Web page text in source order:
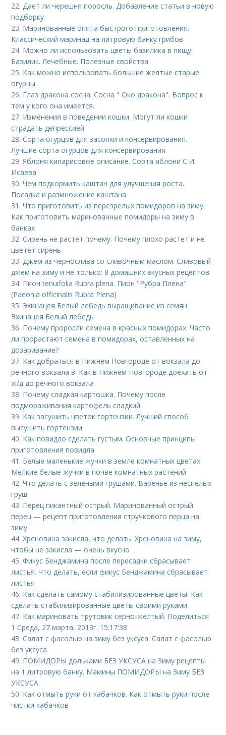
22.Дает ли черешня поросль. Добавление статьи в новую
подборку
23. Маринованные опята быстрого приготовления.
Классический маринад на литровую банку грибов
24. Можно ли использовать цветы базилика в пищу.
Базилик. Лечебные. Полезные свойства
25. Как можно использовать большие желтые старые
огурцы.
26. Глаз дракона сосна. Сосна " Око дракона". Вопрос к
тем у кого она имеется.
27. Изменения в поведении кошки. Могут ли кошки
страдать депрессией
28.Сорта огурцов для засолки и консервирования.
Лучшие сорта огурцов для консервирования
29.Яблоня кипарисовое описание. Сорта яблони С.И.
Исаева
30.Чем подкормить каштан для улучшения роста.
Посадка и размножение каштана
31.Что приготовить из перезрелых помидоров на зиму.
Как приготовить маринованные помидоры на зиму в
банках
32.Сирень не растет почему. Почему плохо растет и не
цветет сирень
33.Джем из чернослива со сливочным маслом. Сливовый
джем на зиму и не только: 8 домашних вкусных рецептов
34. Пион tenuifolia Rubra plena. Пион "Рубра Плена"
(Paeonia officinalis Rubra Plena)
35. Эхинацея Белый лебедь выращивание из семян.
Эхинацея Белый лебедь
36. Почему проросли семена в красных помидорах. Часто
ли прорастают семена в помидорах, оставленных на
дозаривание?
37. Как добраться в Нижнем Новгороде от вокзала до
речного вокзала в. Как в Нижнем Новгороде доехать от
ж/д до речного вокзала
38. Почему сладкая картошка. Почему после
подмораживания картофель сладкий
39. Как засушить цветок гортензии. Лучший способ
высушить гортензии
40. Как повидло сделать густым. Основные принципы
приготовления повидла
41. Белые маленькие жучки в земле комнатных цветах.
Мелкие белые жучки в почве комнатных растений
42.Что делать с зелеными грушами. Варенье из неспелых
груш
43. Перец пикантный острый. Маринованный острый
перец — рецепт приготовления стручкового перца на
зиму
44.Хреновина закисла, что делать. Хреновина на зиму,
чтобы не закисла — очень вкусно
45.Фикус Бенджамина после пересадки сбрасывает
листья. Что делать, если фикус Бенджамина сбрасывает
листья
46. Как сделать самому стабилизированные цветы. Как
сделать стабилизированные цветы своими руками
47. Как мариновать трутовик серно-желтый. Поделиться
1 Среда, 27 марта, 2013г. 15:17:38
48.Салат с фасолью на зиму без уксуса. Салат с фасолью
без уксуса
49. ПОМИДОРЫ дольками БЕЗ УКСУСА на Зиму рецепты
на 1 литровую банку. Мамины ПОМИДОРЫ на Зиму БЕЗ
УКСУСА
50. Как отмыть руки от кабачков. Как отмыть руки после
чистки кабачков